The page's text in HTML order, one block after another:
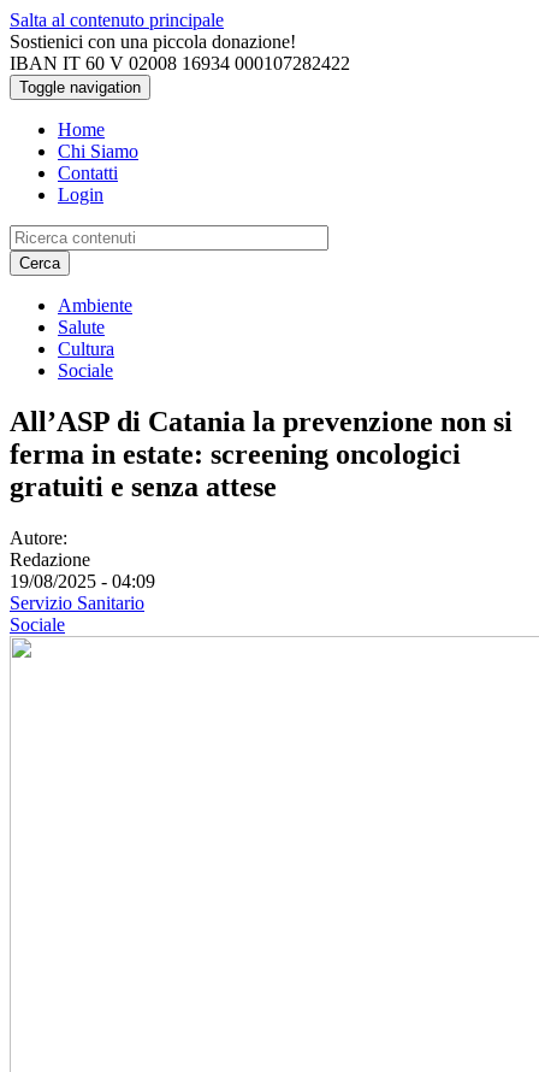
Salta al contenuto principale
Sostienici con una piccola donazione!
IBAN IT 60 V 02008 16934 000107282422
Toggle navigation
Home
Chi Siamo
Contatti
Login
Cerca
Ambiente
Salute
Cultura
Sociale
All’ASP di Catania la prevenzione non si
ferma in estate: screening oncologici
gratuiti e senza attese
Autore:
Redazione
19/08/2025 - 04:09
Servizio Sanitario
Sociale